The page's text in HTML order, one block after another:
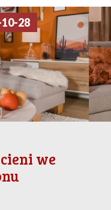
10-28
we